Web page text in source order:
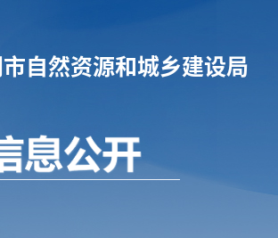
自然资源和城乡建设局